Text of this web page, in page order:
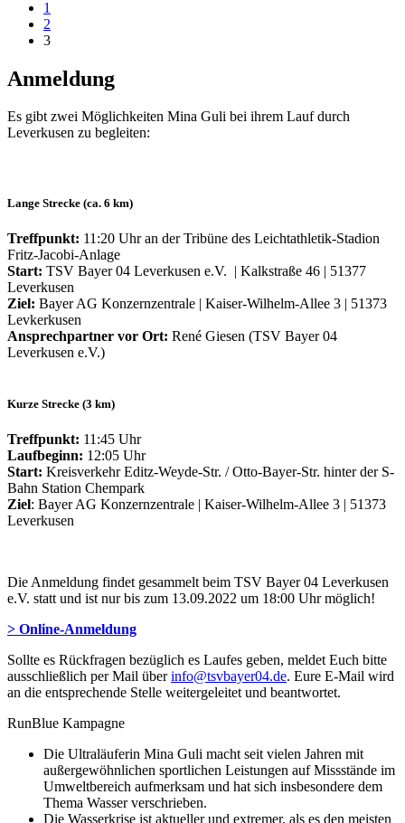
1
2
3
Anmeldung
Es gibt zwei Möglichkeiten Mina Guli bei ihrem Lauf durch
Leverkusen zu begleiten:
Lange Strecke (ca. 6 km)
Treffpunkt: 11:20 Uhr an der Tribüne des Leichtathletik-Stadion
Fritz-Jacobi-Anlage
Start: TSV Bayer 04 Leverkusen e.V. | Kalkstraße 46 | 51377
Leverkusen
Ziel: Bayer AG Konzernzentrale | Kaiser-Wilhelm-Allee 3 | 51373
Levkerkusen
Ansprechpartner vor Ort: René Giesen (TSV Bayer 04
Leverkusen e.V.)
Kurze Strecke (3 km)
Treffpunkt: 11:45 Uhr
Laufbeginn: 12:05 Uhr
Start: Kreisverkehr Editz-Weyde-Str. / Otto-Bayer-Str. hinter der S-
Bahn Station Chempark
Ziel: Bayer AG Konzernzentrale | Kaiser-Wilhelm-Allee 3 | 51373
Leverkusen
Die Anmeldung findet gesammelt beim TSV Bayer 04 Leverkusen
e.V. statt und ist nur bis zum 13.09.2022 um 18:00 Uhr möglich!
> Online-Anmeldung
Sollte es Rückfragen bezüglich es Laufes geben, meldet Euch bitte
ausschließlich per Mail überinfo@tsvbayer04.de. Eure E-Mail wird
an die entsprechende Stelle weitergeleitet und beantwortet.
RunBlue Kampagne
Die Ultraläuferin Mina Guli macht seit vielen Jahren mit
außergewöhnlichen sportlichen Leistungen auf Missstände im
Umweltbereich aufmerksam und hat sich insbesondere dem
Thema Wasser verschrieben.
Die Wasserkrise ist aktueller und extremer, als es den meisten